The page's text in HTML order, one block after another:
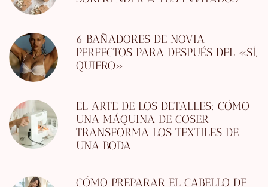
6 BAÑADORES DE NOVIA
PERFECTOS PARA DESPUÉS DEL «SÍ,
QUIERO»
EL ARTE DE LOS DETALLES: CÓMO
UNA MÁQUINA DE COSER
TRANSFORMA LOS TEXTILES DE
UNA BODA
CÓMO PREPARAR EL CABELLO DE